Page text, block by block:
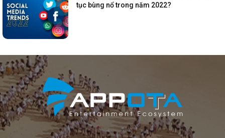
tục bùng nổ trong năm 2022?